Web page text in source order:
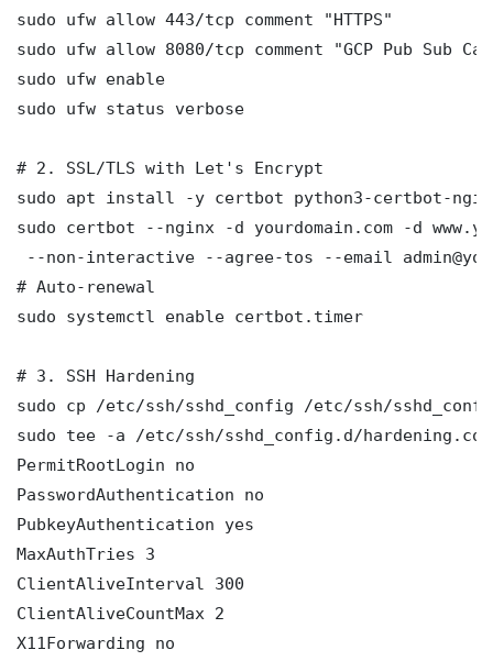
sudo ufw allow 443/tcp comment "HTTPS"
sudo ufw allow 8080/tcp comment "GCP Pub Sub
sudo ufw enable
sudo ufw status verbose
# 2. SSL/TLS with Let's Encrypt
sudo apt install -y certbot python3-certbot-
sudo certbot --nginx -d yourdomain.com -d
--non-interactive --agree-tos --email
# Auto-renewal
sudo systemctl enable certbot.timer
# 3. SSH Hardening
sudo cp /etc/ssh/sshd_config /etc/ssh/
sudo tee -a /etc/ssh/sshd_config.d/
PermitRootLogin no
PasswordAuthentication no
PubkeyAuthentication yes
MaxAuthTries 3
ClientAliveInterval 300
ClientAliveCountMax 2
X11Forwarding no